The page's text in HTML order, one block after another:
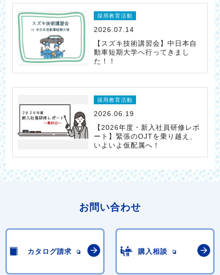
採用教育活動
2026.07.14
【スズキ技術講習会】中日本自
動車短期大学へ行ってきまし
た！！
採用教育活動
2026.06.19
【2026年度・新入社員研修レポ
ート】緊張のOJTを乗り越え、
いよいよ仮配属へ！
お問い合わせ
カタログ請求 購入相談